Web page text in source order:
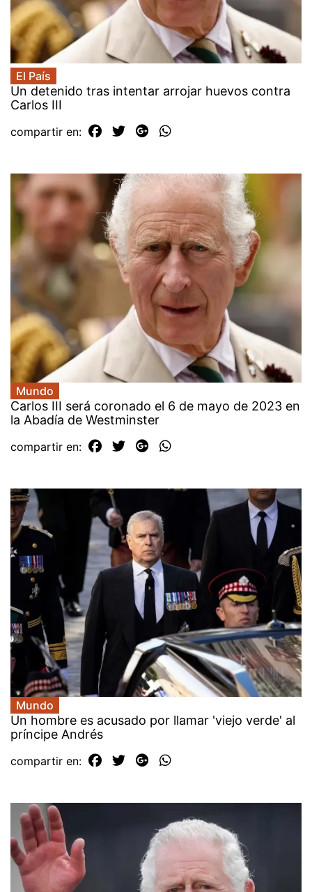
El País
Un detenido tras intentar arrojar huevos contra
Carlos III
compartir en:
Mundo
Carlos III será coronado el 6 de mayo de 2023 en
la Abadía de Westminster
compartir en:
Mundo
Un hombre es acusado por llamar 'viejo verde' al
príncipe Andrés
compartir en: